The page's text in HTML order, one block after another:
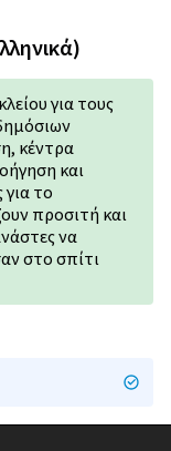
για τους
κέντρα
και
για το
προσιτή και
να
στο σπίτι